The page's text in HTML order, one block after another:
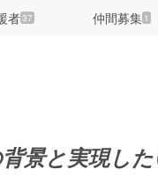
者37 仲間募集 1
景と実現し